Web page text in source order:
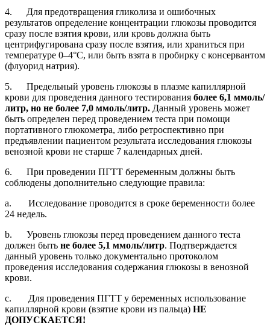
4. Для предотвращения гликолиза и ошибочных
результатов определение концентрации глюкозы проводится
сразу после взятия крови, или кровь должна быть
центрифугирована сразу после взятия, или храниться при
температуре 0–4°С, или быть взята в пробирку с консервантом
(флуорид натрия).
5. Предельный уровень глюкозы в плазме капиллярной
крови для проведения данного тестирования более 6,1 ммоль/
литр, но не более 7,0 ммоль/литр. Данный уровень может
быть определен перед проведением теста при помощи
портативного глюкометра, либо ретроспективно при
предъявлении пациентом результата исследования глюкозы
венозной крови не старше 7 календарных дней.
6. При проведении ПГТТ беременным должны быть
соблюдены дополнительно следующие правила:
a. Исследование проводится в сроке беременности более
24 недель.
b. Уровень глюкозы перед проведением данного теста
должен быть не более 5,1 ммоль/литр. Подтверждается
данный уровень только документально протоколом
проведения исследования содержания глюкозы в венозной
крови.
c. Для проведения ПГТТ у беременных использование
капиллярной крови (взятие крови из пальца) НЕ
ДОПУСКАЕТСЯ!